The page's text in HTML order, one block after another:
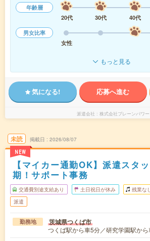
年齢層
20代
30代 40代
男女比率
女性
もっと見る
気になる! 応募へ進む
派遣会社 株式会社ブレーンパワー
未読
NEW
掲載日 2026/08/07
【マイカー通勤OK】派遣スタ
期！サポート事務
交通費別途支給あり 土日祝日が休み 残業なし
派遣
勤務地 茨城県つくば市
つくば駅から車5分／研究学園駅か